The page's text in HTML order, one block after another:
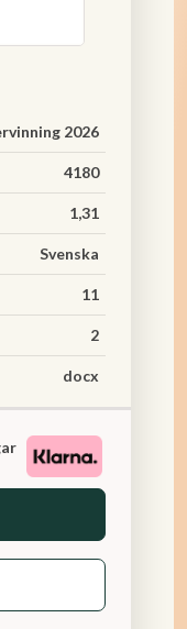
2026
4180
1,31
Svenska
11
2
docx